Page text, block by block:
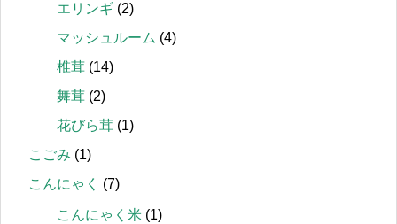
エリンギ (2)
マッシュルーム (4)
椎茸 (14)
舞茸 (2)
花びら茸 (1)
こごみ (1)
こんにゃく
(7)
こんにゃく米 (1)